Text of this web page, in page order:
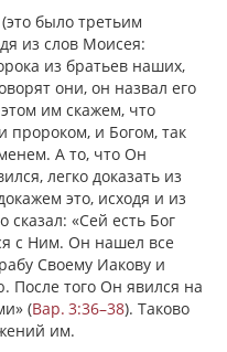
было третьим
из слов Моисея:
из братьев наших,
они, он назвал его
им скажем, что
пророком, и Богом, так
А то, что Он
легко доказать из
это, исходя и из
сказал: «Сей есть Бог
с Ним. Он нашел все
Своему Иакову и
После того Он явился на
(Вар. 3:36–38). Таково
им.